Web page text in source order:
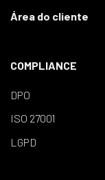
Área do cliente
COMPLIANCE
DPO
ISO 27001
LGPD